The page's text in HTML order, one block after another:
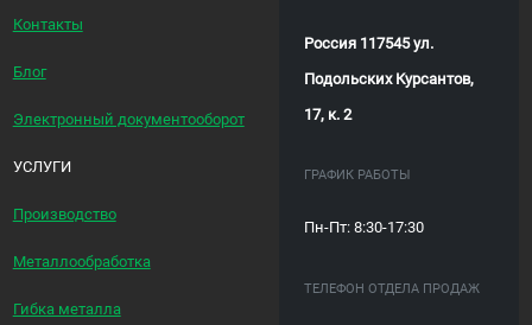
Контакты
Блог
Электронный документооборот
УСЛУГИ
Производство
Металлообработка
Гибка металла
Россия 117545 ул.
Подольских Курсантов,
17, к. 2
ГРАФИК РАБОТЫ
Пн-Пт: 8:30-17:30
ТЕЛЕФОН ОТДЕЛА ПРОДАЖ